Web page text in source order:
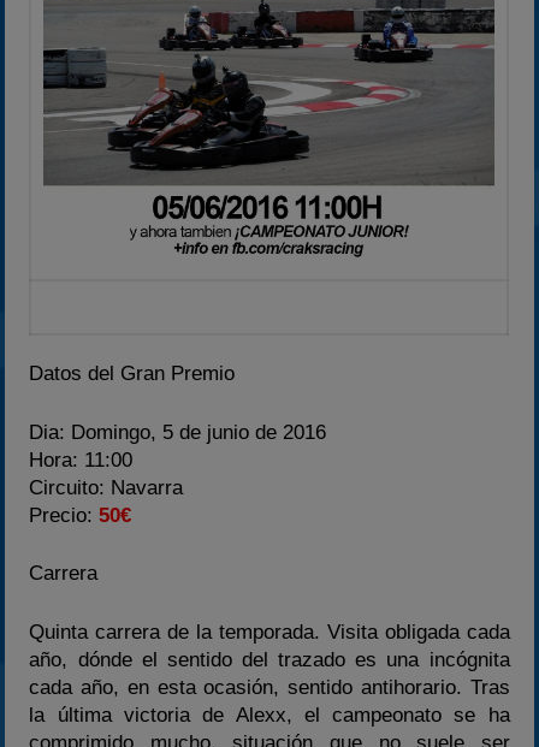
Preguntas Frecuentes
Datos del Gran Premio
Dia: Domingo, 5 de junio de 2016
Hora: 11:00
Circuito: Navarra
Precio: 50€
Carrera
Quinta carrera de la temporada. Visita obligada cada
año, dónde el sentido del trazado es una incógnita
cada año, en esta ocasión, sentido antihorario. Tras
la última victoria de Alexx, el campeonato se ha
comprimido mucho, situación que no suele ser